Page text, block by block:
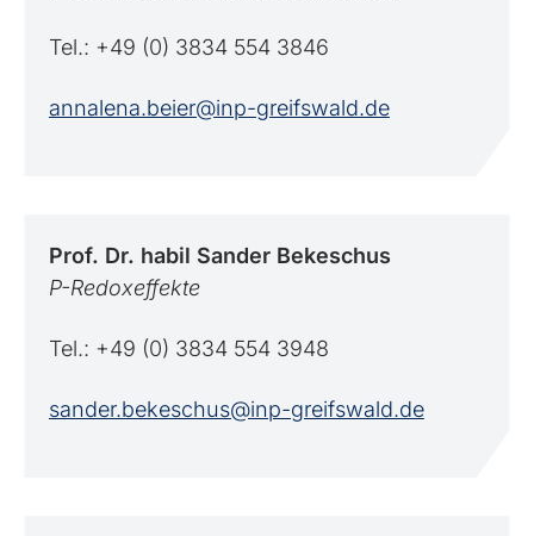
Tel.: +49 (0) 3834 554 3846
annalena.beier@inp-greifswald.de
Prof. Dr. habil Sander Bekeschus
P-Redoxeffekte
Tel.: +49 (0) 3834 554 3948
sander.bekeschus@inp-greifswald.de